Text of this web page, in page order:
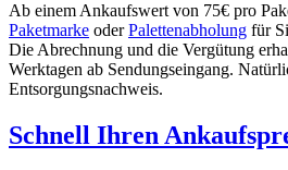
Ab einem Ankaufswert von 75€ pro
Paketmarke oderPalettenabholung für
Die Abrechnung und die Vergütung
Werktagen ab Sendungseingang.
Entsorgungsnachweis.
Schnell Ihren